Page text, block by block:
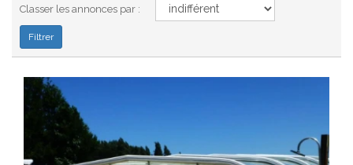
Classer les annonces par :